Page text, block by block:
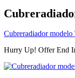
Cubreradiador modelo
Hurry Up! Offer End